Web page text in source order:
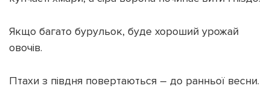
Якщо багато бурульок, буде хороший урожай
овочів.
Птахи з півдня повертаються – до ранньої весни.